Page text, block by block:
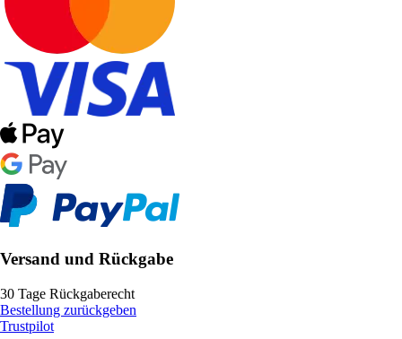
Versand und Rückgabe
30 Tage Rückgaberecht
Bestellung zurückgeben
Trustpilot